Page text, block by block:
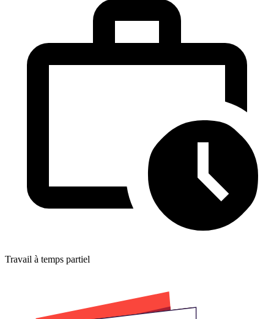
Travail à temps partiel